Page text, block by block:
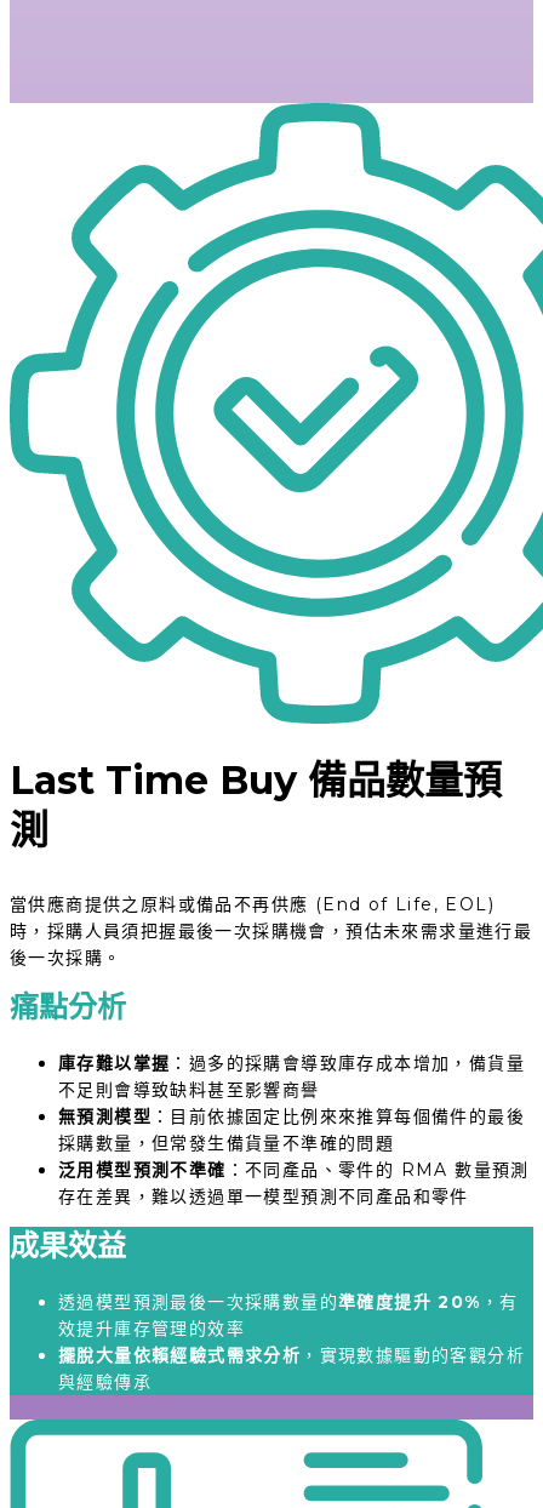
Last Time Buy 備品數量預
測
當供應商提供之原料或備品不再供應 (End of Life, EOL)
時，採購人員須把握最後一次採購機會，預估未來需求量進行最
後一次採購。
痛點分析
庫存難以掌握 ：過多的採購會導致庫存成本增加，備貨量
不足則會導致缺料甚至影響商譽
無預測模型 ：目前依據固定比例來來推算每個備件的最後
採購數量，但常發生備貨量不準確的問題
泛用模型預測不準確 ：不同產品、零件的 RMA 數量預測
存在差異，難以透過單一模型預測不同產品和零件
成果效益
透過模型預測最後一次採購數量的準確度提升 20% ，有
效提升庫存管理的效率
擺脫大量依賴經驗式需求分析 ，實現數據驅動的客觀分析
與經驗傳承